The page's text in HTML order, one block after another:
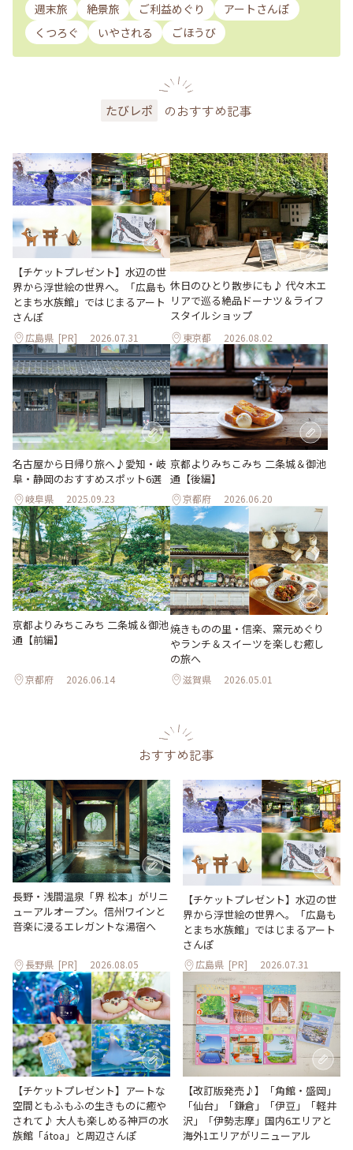
週末旅 絶景旅 ご利益めぐり
アートさんぽ
くつろぐ
いやされる ごほうび
たびレポ のおすすめ記事
【チケットプレゼント】水辺の世
界から浮世絵の世界へ。「広島も
とまち水族館」ではじまるアート
さんぽ
広島県 [PR] 2026.07.31
休日のひとり散歩にも♪ 代々木エ
リアで巡る絶品ドーナツ＆ライフ
スタイルショップ
東京都 2026.08.02
名古屋から日帰り旅へ♪愛知・岐
阜・静岡のおすすめスポット6選
岐阜県 2025.09.23
京都よりみちこみち 二条城＆御池
通【後編】
京都府 2026.06.20
京都よりみちこみち 二条城＆御池
通【前編】
京都府 2026.06.14
焼きものの里・信楽、窯元めぐり
やランチ＆スイーツを楽しむ癒し
の旅へ
滋賀県 2026.05.01
おすすめ記事
長野・浅間温泉「界 松本」がリニ
ューアルオープン。信州ワインと
音楽に浸るエレガントな湯宿へ
長野県 [PR] 2026.08.05
【チケットプレゼント】水辺の世
界から浮世絵の世界へ。「広島も
とまち水族館」ではじまるアート
さんぽ
広島県 [PR] 2026.07.31
【チケットプレゼント】アートな
空間ともふもふの生きものに癒や
されて♪ 大人も楽しめる神戸の水
族館「átoa」と周辺さんぽ
【改訂版発売♪】「角館・盛岡」
「仙台」「鎌倉」「伊豆」「軽井
沢」「伊勢志摩」国内6エリアと
海外1エリアがリニューアル